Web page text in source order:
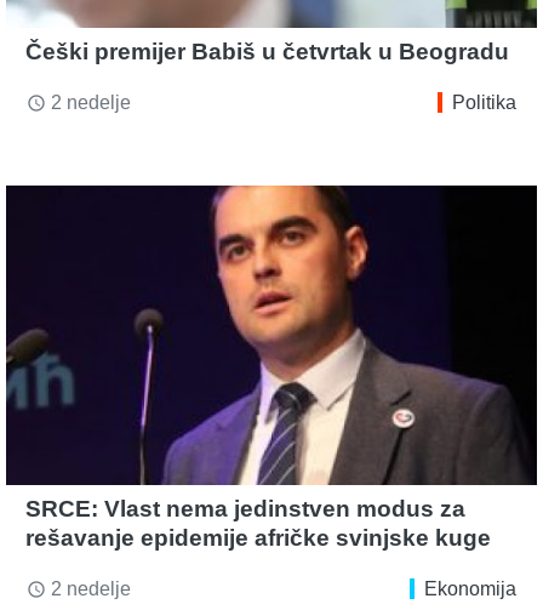
Češki premijer Babiš u četvrtak u Beogradu
access_time 2 nedelje Politika
SRCE: Vlast nema jedinstven modus za
rešavanje epidemije afričke svinjske kuge
access_time 2 nedelje Ekonomija